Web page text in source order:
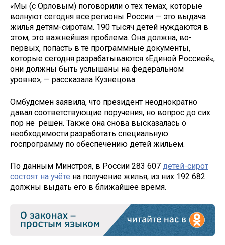
«Мы (с Орловым) поговорили о тех темах, которые
волнуют сегодня все регионы России — это выдача
жилья детям-сиротам. 190 тысяч детей нуждаются в
этом, это важнейшая проблема. Она должна, во-
первых, попасть в те программные документы,
которые сегодня разрабатываются »Единой Россией«,
они должны быть услышаны на федеральном
уровне», — рассказала Кузнецова.
Омбудсмен заявила, что президент неоднократно
давал соответствующие поручения, но вопрос до сих
пор не решён. Также она снова высказалась о
необходимости разработать специальную
госпрограмму по обеспечению детей жильем.
По данным Минстроя, в России 283 607 детей-сирот
состоят на учёте на получение жилья, из них 192 682
должны выдать его в ближайшее время.